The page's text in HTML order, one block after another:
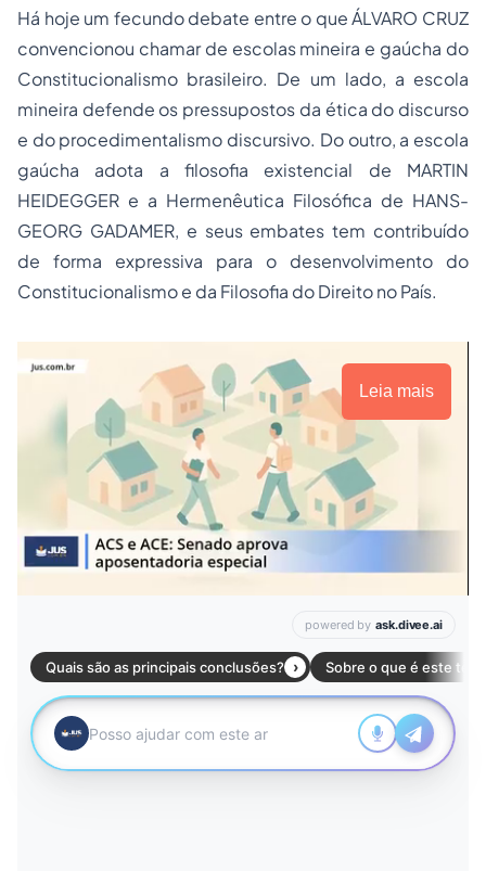
Há hoje um fecundo debate entre o que ÁLVARO CRUZ
convencionou chamar de escolas mineira e gaúcha do
Constitucionalismo brasileiro. De um lado, a escola
mineira defende os pressupostos da ética do discurso
e do procedimentalismo discursivo. Do outro, a escola
gaúcha adota a filosofia existencial de MARTIN
HEIDEGGER e a Hermenêutica Filosófica de HANS-
GEORG GADAMER, e seus embates tem contribuído
de forma expressiva para o desenvolvimento do
Constitucionalismoe da Filosofia do Direito no País.
Leia mais